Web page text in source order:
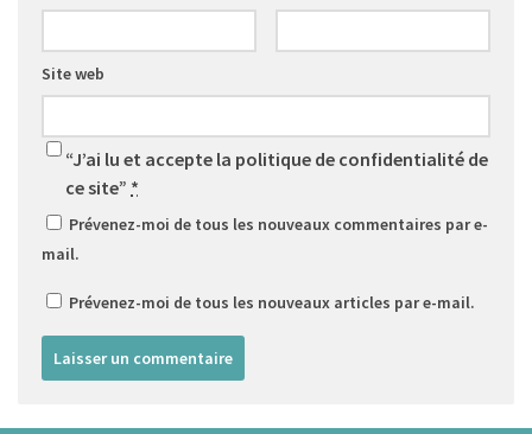
Site web
“J’ai lu et accepte la politique de confidentialité de
ce site” *
Prévenez-moi de tous les nouveaux commentaires par e-
mail.
Prévenez-moi de tous les nouveaux articles par e-mail.